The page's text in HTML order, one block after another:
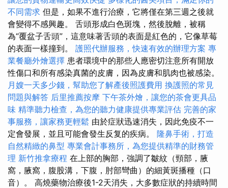
不同需求 但是，如果不進行治療，它將僅在第三週之後就
會變得不感興趣。 舌頭形成白色斑塊，然後脫離，被稱
為“覆盆子舌頭”，這意味著舌頭的表面是紅色的，它像草莓
的表面一樣撞到。 護照代辦服務，快速有效的辦理方案 專
業餐廳外燴選擇 患者環境中的那些人應密切注意所有開放
性傷口和所有感染真菌的皮膚，因為皮膚和肌肉也被感染。
月嫂一天多少錢，幫助您了解產後照護費用 換護照的常見
問題與解答 后里推薦按摩 下午茶外燴，讓您的茶會更具品
味 精準聽力檢查，為您的聽力健康提供專業評估 完善的家
事服務，讓家務更輕鬆 由於症狀迅速消失，因此免疫不一
定會發展，並且可能會發生反复的疾病。 隆鼻手術，打造
自然精緻的鼻型 專業會計事務所，為您提供精準的財務管
理 新竹推拿療程 在上部的胸部，強調了皺紋（頸部，腋
窩，腋窩，腹股溝，下腹，肘部彎曲）的細黃斑播種（口
音）。 高燒藥物治療後1-2天消失，大多數症狀的持續時間